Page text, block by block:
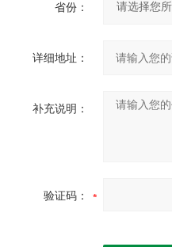
省份：
详细地址：
补充说明：
验证码：